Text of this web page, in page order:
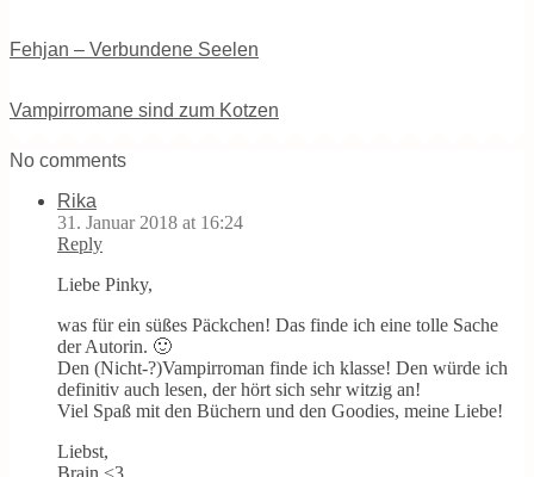
Fehjan – Verbundene Seelen
Vampirromane sind zum Kotzen
No comments
Rika
31. Januar 2018 at 16:24
Reply
Liebe Pinky,
was für ein süßes Päckchen! Das finde ich eine tolle Sache
der Autorin. 🙂
Den (Nicht-?)Vampirroman finde ich klasse! Den würde ich
definitiv auch lesen, der hört sich sehr witzig an!
Viel Spaß mit den Büchern und den Goodies, meine Liebe!
Liebst,
Brain <3